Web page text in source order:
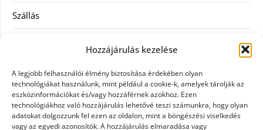
Hozzájárulás kezelése
A legjobb felhasználói élmény biztosítása érdekében olyan
technológiákat használunk, mint például a cookie-k, amelyek tárolják az
eszközinformációkat és/vagy hozzáférnek azokhoz. Ezen
technológiákhoz való hozzájárulás lehetővé teszi számunkra, hogy olyan
adatokat dolgozzunk fel ezen az oldalon, mint a böngészési viselkedés
vagy az egyedi azonosítók. A hozzájárulás elmaradása vagy
Szállás
Szellőztető
Szolgáltatás
Táskák